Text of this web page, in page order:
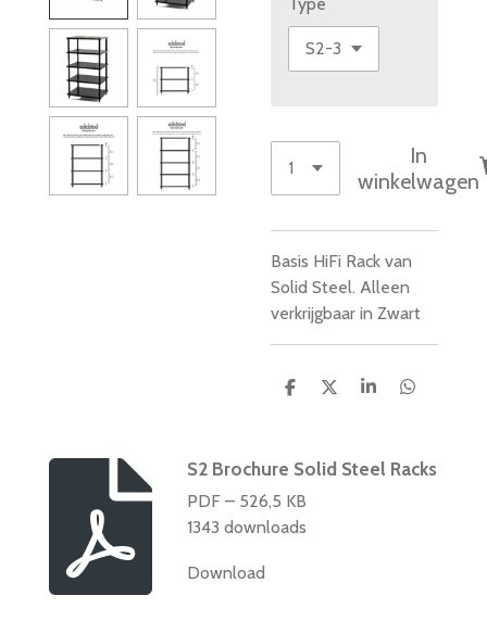
In
winkelwagen
Basis HiFi Rack van
Solid Steel. Alleen
verkrijgbaar in Zwart
D
n
D
S
e
D
n
S2 Brochure Solid Steel Racks
PDF – 526,5 KB
1343 downloads
Download